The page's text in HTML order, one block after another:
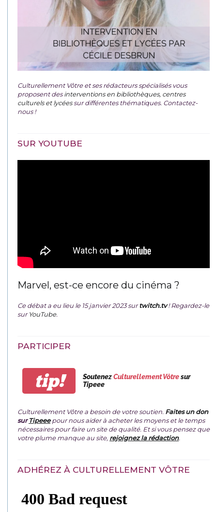
Culturellement Vôtre et ses rédacteurs spécialisés vous
proposent desinterventions en bibliothèques, centres
culturels et lycéessur différentes thématiques. Contactez-
nous !
SUR YOUTUBE
Marvel, est-ce encore du cinéma ?
Ce débat a eu lieu le 15 janvier 2023 surtwitch.tv ! Regardez-le
surYouTube.
PARTICIPER
tip! SoutenezCulturellement Vôtresur
Tipeee
Culturellement Vôtre a besoin de votre soutien. Faites un don
surTipeeepour nous aider à acheter les moyens et le temps
nécessaires pour faire un site de qualité. Et si vous pensez que
votre plume manque au site, rejoignez la rédaction.
ADHÉREZ À CULTURELLEMENT VÔTRE